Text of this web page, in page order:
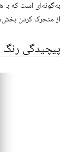
به‌گونه‌ای است که با
از متحرک کردن
پیچیدگی رنگ